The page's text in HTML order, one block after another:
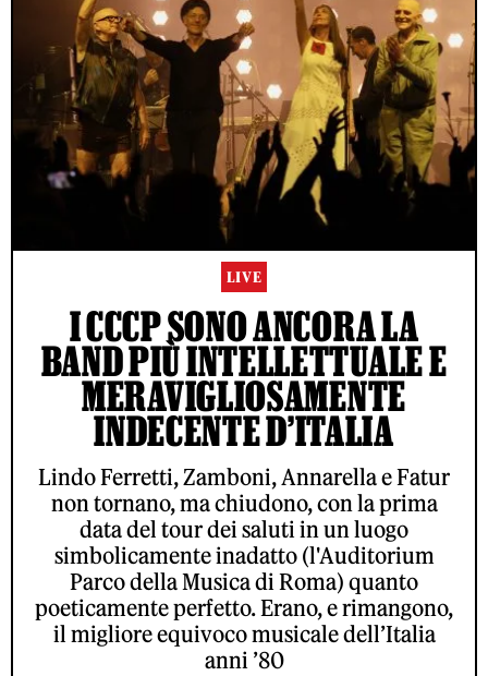
LIVE
I CCCP SONO ANCORA LA
BAND PIÙ INTELLETTUALE E
MERAVIGLIOSAMENTE
INDECENTE D’ITALIA
Lindo Ferretti, Zamboni, Annarella e Fatur
non tornano, ma chiudono, con la prima
data del tour dei saluti in un luogo
simbolicamente inadatto (l'Auditorium
Parco della Musica di Roma) quanto
poeticamente perfetto. Erano, e rimangono,
il migliore equivoco musicale dell’Italia
anni ’80